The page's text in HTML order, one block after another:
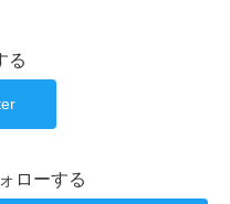
る
ローする